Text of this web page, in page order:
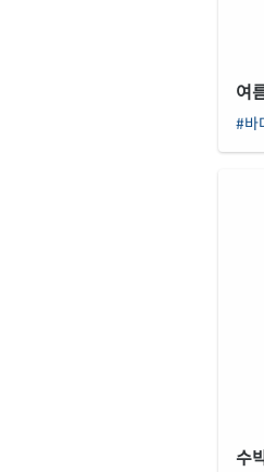
여
#바
수